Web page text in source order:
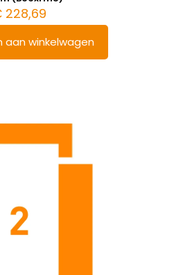
228,69
aan winkelwagen